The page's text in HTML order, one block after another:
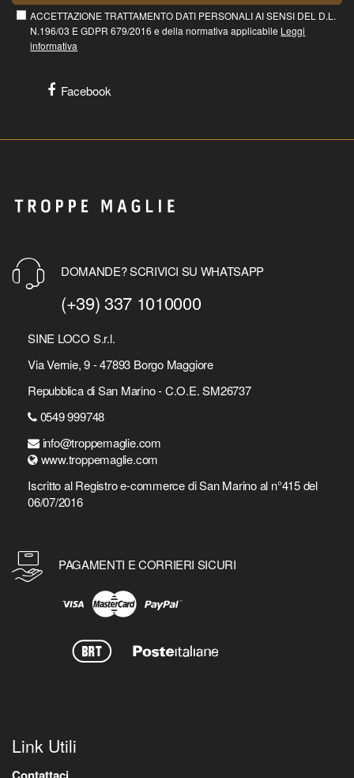
ACCETTAZIONE TRATTAMENTO DATI PERSONALI AI SENSI DEL D.L.
N.196/03 E GDPR 679/2016 e della normativa applicabile Leggi
informativa
Facebook
DOMANDE? SCRIVICI SU WHATSAPP
(+39) 337 1010000
SINE LOCO S.r.l.
Via Vernie, 9 - 47893 Borgo Maggiore
Repubblica di San Marino - C.O.E. SM26737
0549 999748
info@troppemaglie.com
www.troppemaglie.com
Iscritto al Registro e-commerce di San Marino al n°415 del
06/07/2016
PAGAMENTI E CORRIERI SICURI
Link Utili